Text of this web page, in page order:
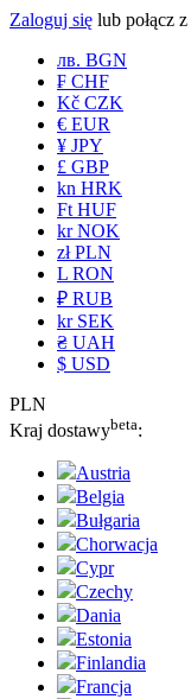
Zaloguj się lub połącz z
лв. BGN
₣ CHF
Kč CZK
€ EUR
¥ JPY
£ GBP
kn HRK
Ft HUF
kr NOK
zł PLN
L RON
₽ RUB
kr SEK
₴ UAH
$ USD
PLN
Kraj dostawybeta:
Austria
Belgia
Bułgaria
Chorwacja
Cypr
Czechy
Dania
Estonia
Finlandia
Francja